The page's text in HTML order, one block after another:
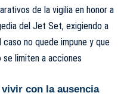
de la vigilia en honor a
del Jet Set, exigiendo a
no quede impune y que
limiten a acciones
con la ausencia